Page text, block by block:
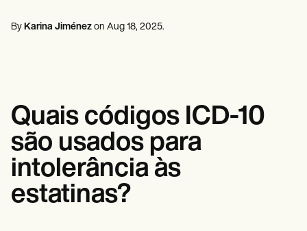
Dietistas e nutricionistas
Resources
Blogues
Guias de recursos
Comparação
Guias de aplicativos
Códigos ICD
Massage therapists
By Karina Jiménez on Aug 18, 2025.
Quais códigos ICD-10
são usados para
intolerância às
estatinas?